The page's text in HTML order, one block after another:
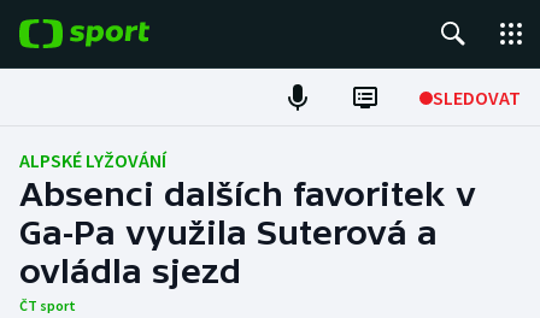
SLEDOVAT
Fotbal
Hokej
Tenis
ALPSKÉ LYŽOVÁNÍ
Absenci dalších favoritek v
Ga-Pa využila Suterová a
ovládla sjezd
ČT sport